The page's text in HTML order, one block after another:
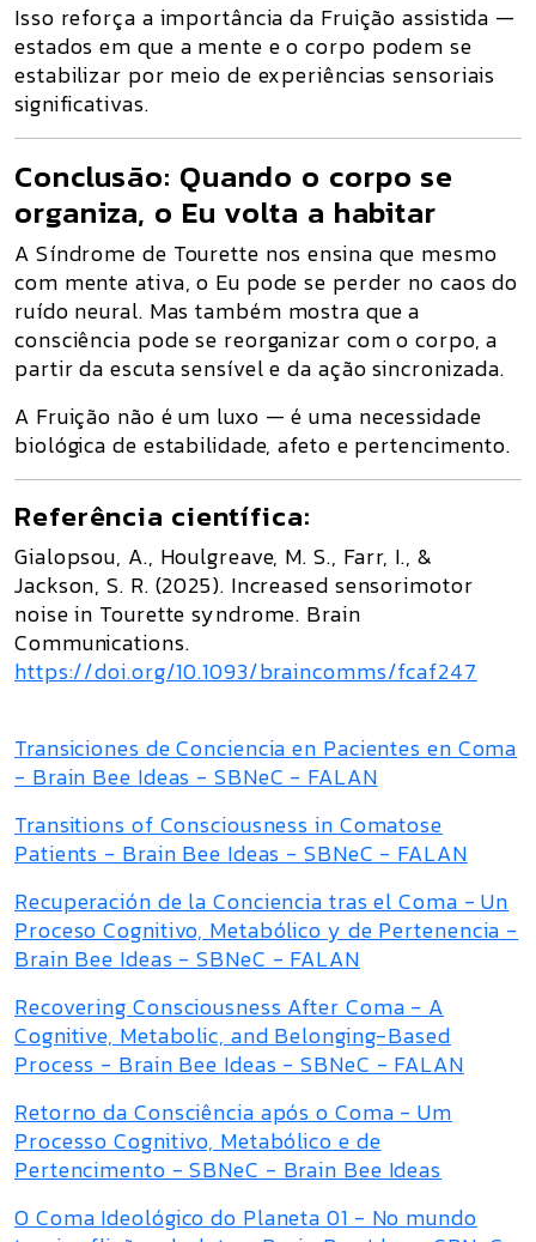
Isso reforça a importância da Fruição assistida —
estados em que a mente e o corpo podem se
estabilizar por meio de experiências sensoriais
significativas.
Conclusão: Quando o corpo se
organiza, o Eu volta a habitar
A Síndrome de Tourette nos ensina que mesmo
com mente ativa, o Eu pode se perder no caos do
ruído neural. Mas também mostra quea
consciência pode se reorganizar com o corpo, a
partir da escuta sensível e da ação sincronizada.
A Fruição não é um luxo — é uma necessidade
biológica de estabilidade, afeto e pertencimento.
Referência científica:
Gialopsou, A., Houlgreave, M. S., Farr, I., &
Jackson, S. R. (2025). Increased sensorimotor
noise in Tourette syndrome. Brain
Communications.
https://doi.org/10.1093/braincomms/fcaf247
Transiciones de Conciencia en Pacientes en Coma
- Brain Bee Ideas - SBNeC - FALAN
Transitions of Consciousness in Comatose
Patients - Brain Bee Ideas - SBNeC - FALAN
Recuperación de la Conciencia tras el Coma - Un
Proceso Cognitivo, Metabólico y de Pertenencia -
Brain Bee Ideas - SBNeC - FALAN
Recovering Consciousness After Coma - A
Cognitive, Metabolic, and Belonging-Based
Process - Brain Bee Ideas - SBNeC - FALAN
Retorno da Consciência após o Coma - Um
Processo Cognitivo, Metabólico e de
Pertencimento - SBNeC - Brain Bee Ideas
O Coma Ideológico do Planeta 01 - No mundo